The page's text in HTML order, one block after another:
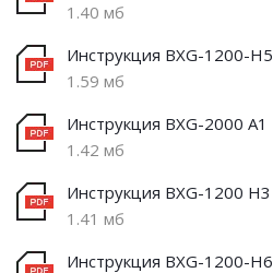
1.40 мб
Инструкция BXG-1200-H5
1.59 мб
Инструкция BXG-2000 A1
1.42 мб
Инструкция BXG-1200 H3
1.41 мб
Инструкция BXG-1200-H6